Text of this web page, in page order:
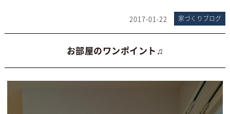
2017-01-22 家づくりブログ
お部屋のワンポイント♫